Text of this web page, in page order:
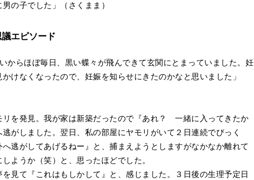
の子でした」（さくまま）
エピソード
からほぼ毎日、黒い蝶々が飛んできて玄関にとまっていました。妊
けなくなったので、妊娠を知らせにきたのかなと思いました」
リを発見。我が家は新築だったので『あれ？ 一緒に入ってきたか
がしました。翌日、私の部屋にヤモリがいて２日連続でびっく
逃がしてあげるねー』と、捕まえようとしますがなかなか離れて
ようか（笑）と、思ったほどでした。
見て『これはもしかして』と、感じました。３日後の生理予定日